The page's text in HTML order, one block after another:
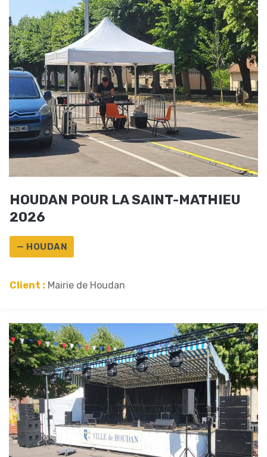
HOUDAN POUR LA SAINT-MATHIEU
2026
— HOUDAN
Client : Mairie de Houdan